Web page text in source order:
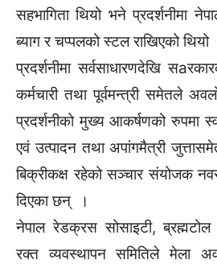
सहभागिता थियो भने प्रदर्शनीमा
ब्याग र चप्पलको स्टल राखिएको थियो
प्रदर्शनीमा सर्वसाधारणदेखि
कर्मचारी तथा पूर्वमन्त्री समेतले
प्रदर्शनीको मुख्य आकर्षणको रुपमा
एवं उत्पादन तथा अपांगमैत्री
बिक्रीकक्ष रहेको सञ्चार संयोजक
दिएका छन् ।
नेपाल रेडक्रस सोसाइटी, ब्रह्मटोल
रक्त व्यवस्थापन समितिले मेला